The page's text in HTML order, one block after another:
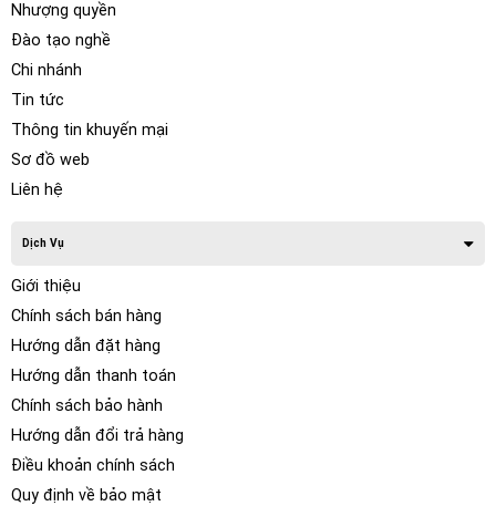
Nhượng quyền
Đào tạo nghề
Chi nhánh
Tin tức
Thông tin khuyến mại
Sơ đồ web
Liên hệ
Dịch Vụ
Giới thiệu
Chính sách bán hàng
Hướng dẫn đặt hàng
Hướng dẫn thanh toán
Chính sách bảo hành
Hướng dẫn đổi trả hàng
Điều khoản chính sách
Quy định về bảo mật